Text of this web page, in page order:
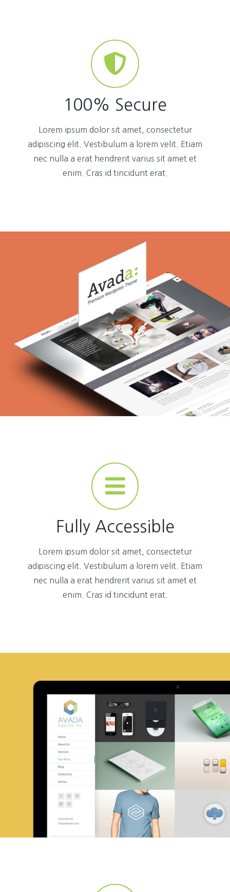
100% Secure
Lorem ipsum dolor sit amet, consectetur
adipiscing elit. Vestibulum a lorem velit. Etiam
nec nulla a erat hendrerit varius sit amet et
enim. Cras id tincidunt erat.
Fully Accessible
Lorem ipsum dolor sit amet, consectetur
adipiscing elit. Vestibulum a lorem velit. Etiam
nec nulla a erat hendrerit varius sit amet et
enim. Cras id tincidunt erat.